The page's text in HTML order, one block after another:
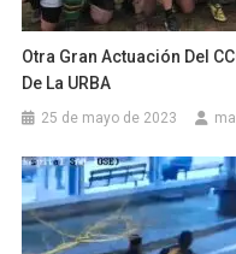
Otra Gran Actuación Del
De La URBA
25 de mayo de 2023